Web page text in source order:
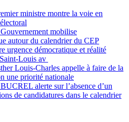
ministre montre la voie en
mobilise
autour du calendrier du CEP
urgence démocratique et réalité
Louis av
Louis-Charles appelle à faire de la
une priorité nationale
alerte sur l’absence d’un
de candidatures dans le calendrier